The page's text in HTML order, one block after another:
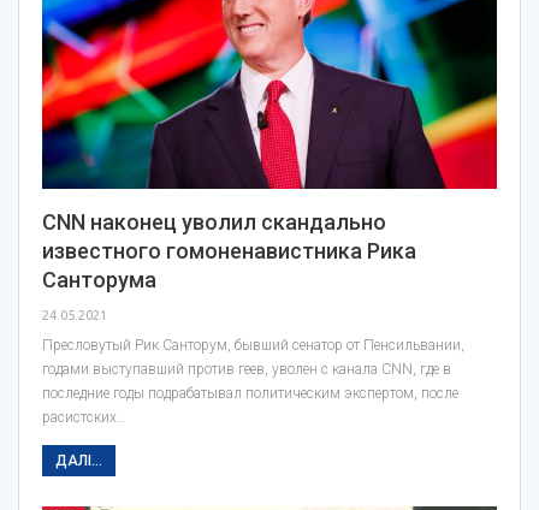
CNN наконец уволил скандально
известного гомоненавистника Рика
Санторума
24.05.2021
Пресловутый Рик Санторум, бывший сенатор от Пенсильвании,
годами выступавший против геев, уволен с канала CNN, где в
последние годы подрабатывал политическим экспертом, после
расистских…
ДАЛІ...